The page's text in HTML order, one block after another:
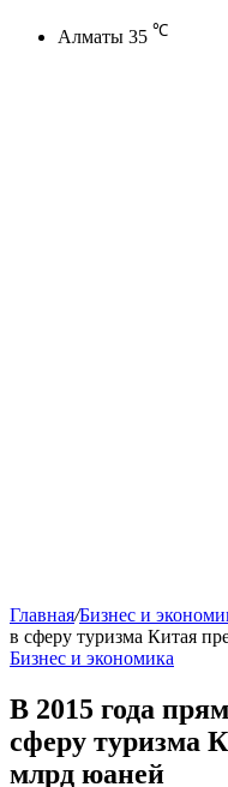
Алматы 35 ℃
Главная/Бизнес и
в сферу туризма Китая
Бизнес и экономика
В 2015 года
сферу туризма
млрд юаней